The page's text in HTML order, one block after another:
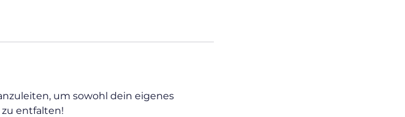
um sowohl dein eigenes
entfalten!